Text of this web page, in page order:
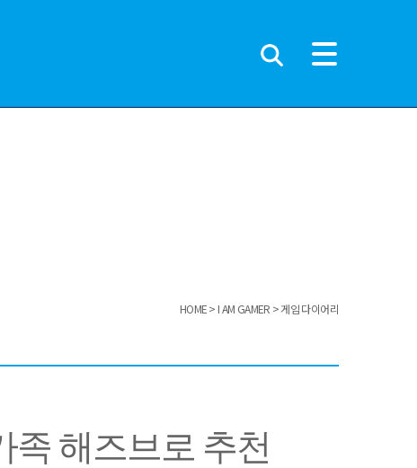
HOME I AM GAMER 게임 다이어리
족 해즈브로 추천